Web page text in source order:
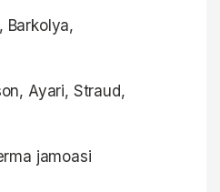
Barkolya,
Ayari, Straud,
jamoasi